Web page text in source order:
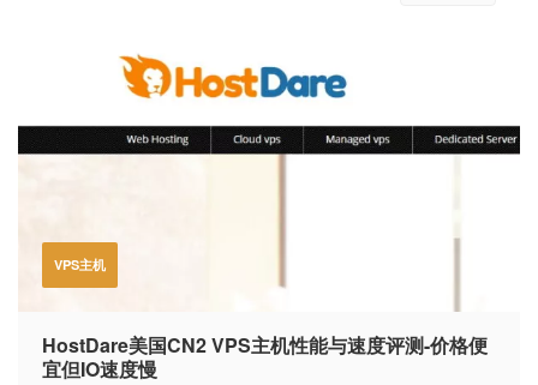
VPS主机
HostDare美国CN2 VPS主机性能与速度评测-价格便
宜但IO速度慢